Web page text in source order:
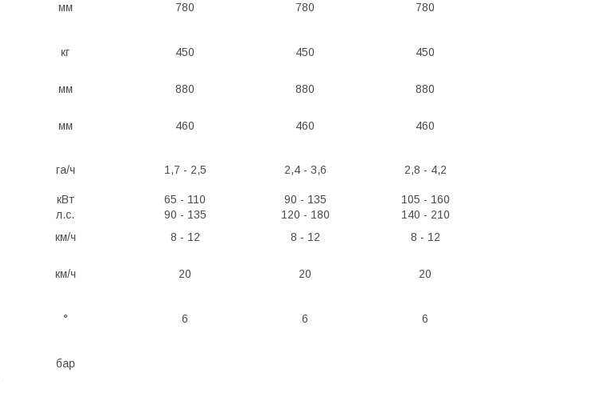
мм 780 780 780
кг 450 450 450
мм 880 880
880
мм 460 460 460
га/ч 1,7 - 2,5 2,4 - 3,6 2,8 - 4,2
кВт
л.с.
65 - 110
90 - 135
90 - 135
120 - 180
105 - 160
140 - 210
км/ч 8 - 12 8 - 12
8 - 12
км/ч 20 20 20
° 6 6 6
бар